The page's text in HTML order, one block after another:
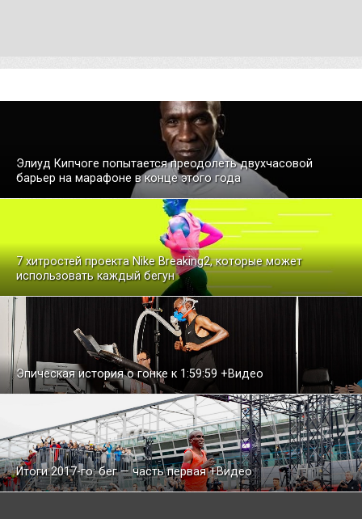
Элиуд Кипчоге попытается преодолеть двухчасовой
барьер на марафоне в конце этого года
7 хитростей проекта Nike Breaking2, которые может
использовать каждый бегун
Эпическая история о гонке к 1:59:59 +Видео
Итоги 2017-го: бег — часть первая +Видео